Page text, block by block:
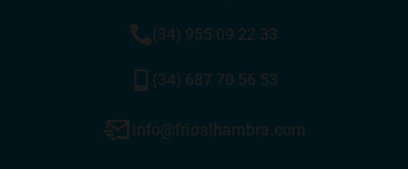
(34) 955 09 22 33
(34) 687 70 56 53
info@frioalhambra.com